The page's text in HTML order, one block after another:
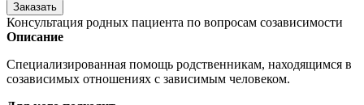
Заказать
Консультация родных пациента по вопросам созависимости
Описание
Специализированная помощь родственникам, находящимся в
созависимых отношениях с зависимым человеком.